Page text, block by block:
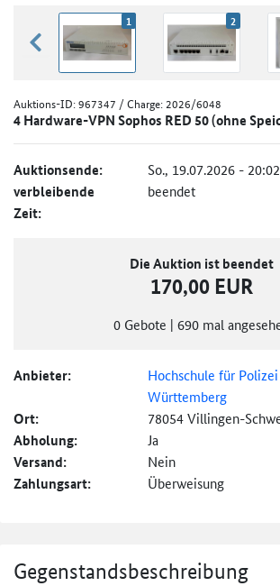
zurück blättern
1 2
Auktions-ID:967347 / Charge: 2026/6048
4 Hardware-VPN Sophos RED 50 (ohne
Auktionsende: So., 19.07.2026 -
verbleibende
Zeit:
beendet
Die Auktion ist beendet
170,00 EUR
0 Gebote | 690 mal
Anbieter:
Hochschule für
Württemberg
Ort: 78054 Villingen-
Abholung: Ja
Versand: Nein
Zahlungsart: Überweisung
Gegenstandsbeschreibung